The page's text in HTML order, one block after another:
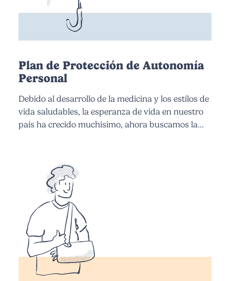
Plan de Protección de Autonomía
Personal
Debido al desarrollo de la medicina y los estilos de
vida saludables, la esperanza de vida en nuestro
país ha crecido muchísimo, ahora buscamos la...